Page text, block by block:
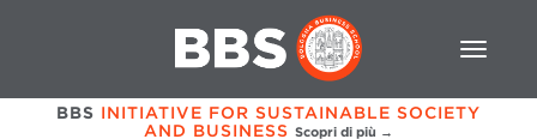
BBS INITIATIVE FOR SUSTAINABLE SOCIETY
AND BUSINESS Scopri di più →